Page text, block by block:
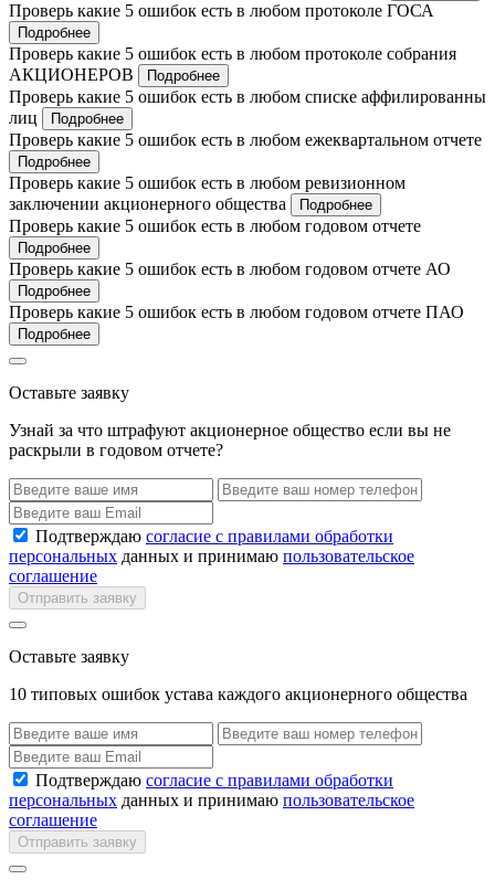
Проверь какие 5 ошибок есть в любом протоколе ГОСА
Подробнее
Проверь какие 5 ошибок есть в любом протоколе собрания
АКЦИОНЕРОВ
Подробнее
Проверь какие 5 ошибок есть в любом списке аффилированны
лиц
Подробнее
Проверь какие 5 ошибок есть в любом ежеквартальном отчете
Подробнее
Проверь какие 5 ошибок есть в любом ревизионном
заключении акционерного общества
Подробнее
Проверь какие 5 ошибок есть в любом годовом отчете
Подробнее
Проверь какие 5 ошибок есть в любом годовом отчете АО
Подробнее
Проверь какие 5 ошибок есть в любом годовом отчете ПАО
Подробнее
Оставьте заявку
Узнай за что штрафуют акционерное общество если вы не
раскрыли в годовом отчете?
Подтверждаю согласие с правилами обработки
персональных данных и принимаю пользовательское
соглашение
Отправить заявку
Оставьте заявку
10 типовых ошибок устава каждого акционерного общества
Подтверждаю согласие с правилами обработки
персональных данных и принимаю пользовательское
соглашение
Отправить заявку